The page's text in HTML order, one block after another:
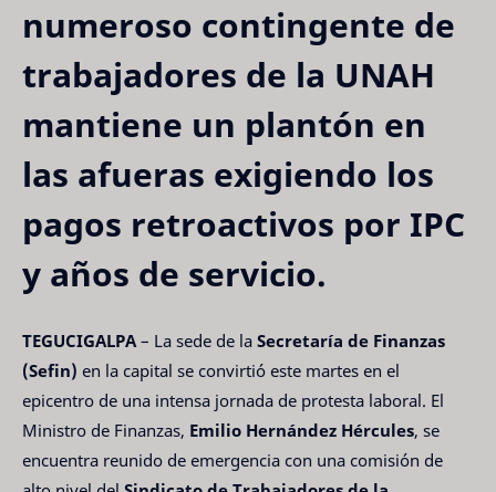
numeroso contingente de
trabajadores de la UNAH
mantiene un plantón en
las afueras exigiendo los
pagos retroactivos por IPC
y años de servicio.
TEGUCIGALPA– La sede de la Secretaría de Finanzas
(Sefin) en la capital se convirtió este martes en el
epicentro de una intensa jornada de protesta laboral. El
Ministro de Finanzas, Emilio Hernández Hércules, se
encuentra reunido de emergencia con una comisión de